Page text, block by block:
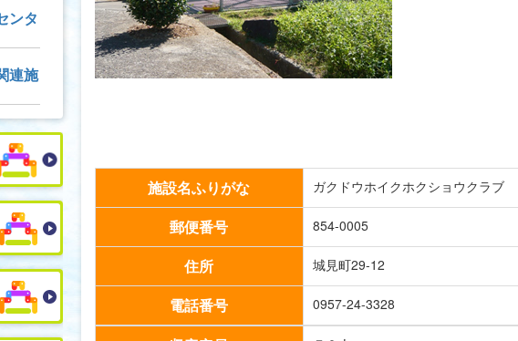
施設名ふりがな ガクドウホイクホクショウクラブ
郵便番号 854-0005
住所 城見町29-12
電話番号 0957-24-3328
ンタ
連施